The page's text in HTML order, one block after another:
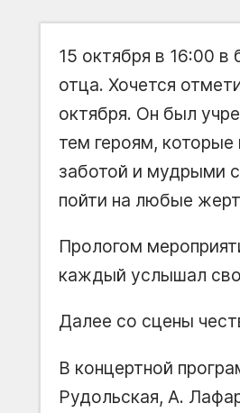
15 октября в 16:00
отца. Хочется
октября. Он был
тем героям,
заботой и мудрыми
пойти на любые
Прологом
каждый услышал
Далее со сцены
В концертной
Рудольская, А.